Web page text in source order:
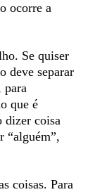
ocorre a
Se quiser
deve separar
para
que é
dizer coisa
“alguém”,
coisas. Para